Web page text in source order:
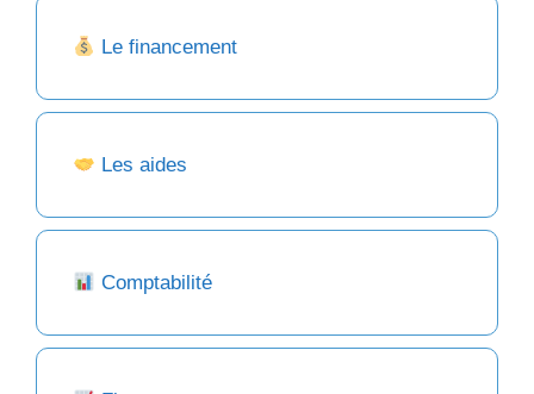
Le financement
Les aides
Comptabilité